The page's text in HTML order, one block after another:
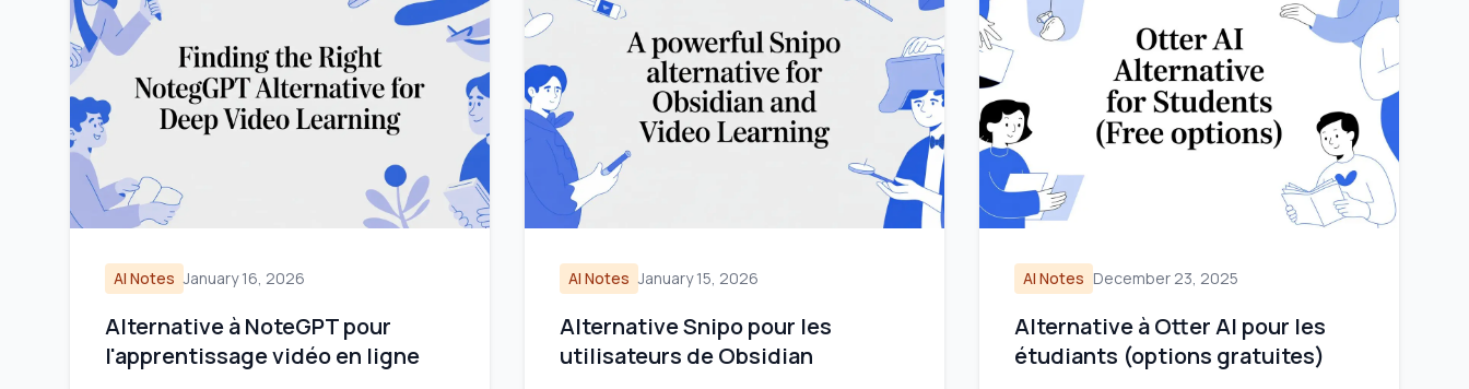
AI Notes January 16, 2026
Alternative à NoteGPT pour
l'apprentissage vidéo en ligne
AI Notes January 15, 2026
Alternative Snipo pour les
utilisateurs de Obsidian
AI Notes December 23, 2025
Alternative à Otter AI pour les
étudiants (options gratuites)